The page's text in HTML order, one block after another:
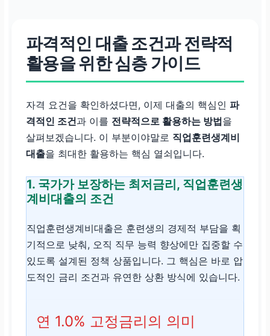
파격적인 대출 조건과 전략적
활용을 위한 심층 가이드
자격 요건을 확인하셨다면, 이제 대출의 핵심인 파
격적인 조건과 이를 전략적으로 활용하는 방법을
살펴보겠습니다. 이 부분이야말로 직업훈련생계비
대출을 최대한 활용하는 핵심 열쇠입니다.
1. 국가가 보장하는 최저금리, 직업훈련생
계비대출의 조건
직업훈련생계비대출은 훈련생의 경제적 부담을 획
기적으로 낮춰, 오직 직무 능력 향상에만 집중할 수
있도록 설계된 정책 상품입니다. 그 핵심은 바로 압
도적인 금리 조건과 유연한 상환 방식에 있습니다.
연 1.0% 고정금리의 의미